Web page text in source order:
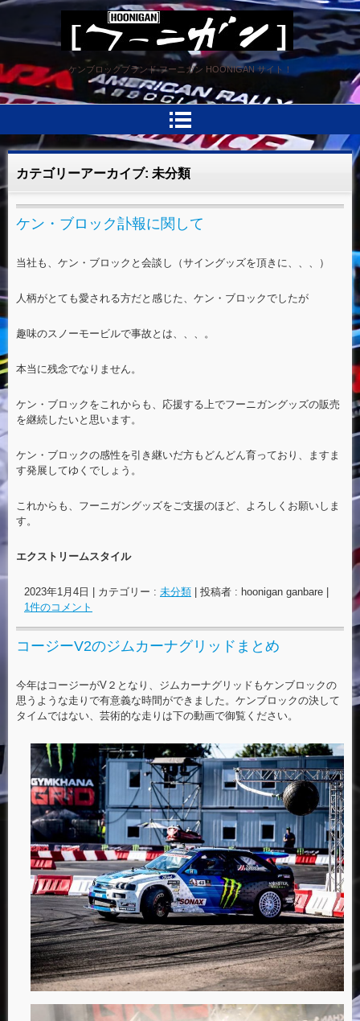
HOONIGAN フーニガン
ケンブロックブランド フーニガン HOONIGAN サイト！
カテゴリーアーカイブ: 未分類
ケン・ブロック訃報に関して
当社も、ケン・ブロックと会談し（サイングッズを頂きに、、、）
人柄がとても愛される方だと感じた、ケン・ブロックでしたが
趣味のスノーモービルで事故とは、、、。
本当に残念でなりません。
ケン・ブロックをこれからも、応援する上でフーニガングッズの販売
を継続したいと思います。
ケン・ブロックの感性を引き継いだ方もどんどん育っており、ますま
す発展してゆくでしょう。
これからも、フーニガングッズをご支援のほど、よろしくお願いしま
す。
エクストリームスタイル
2023年1月4日 カテゴリー : 未分類 投稿者 : hoonigan ganbare
1件のコメント
コージーV2のジムカーナグリッドまとめ
今年はコージーがV２となり、ジムカーナグリッドもケンブロックの
思うような走りで有意義な時間ができました。ケンブロックの決して
タイムではない、芸術的な走りは下の動画で御覧ください。